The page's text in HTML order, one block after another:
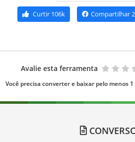
Curtir 106k Compartilhar
Avalie esta ferramenta
Você precisa converter e baixar pelo menos